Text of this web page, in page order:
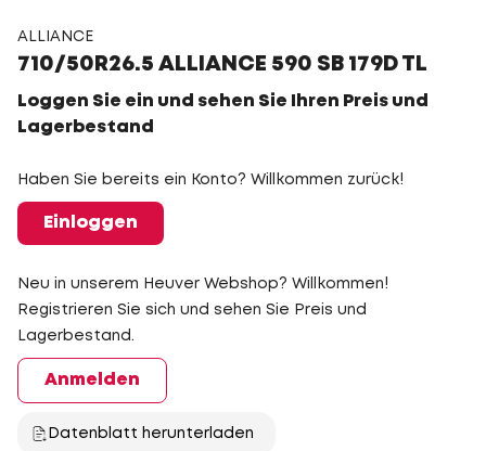
ALLIANCE
710/50R26.5 ALLIANCE 590 SB 179D TL
Loggen Sie ein und sehen Sie Ihren Preis und
Lagerbestand
Haben Sie bereits ein Konto? Willkommen zurück!
Einloggen
Neu in unserem Heuver Webshop? Willkommen!
Registrieren Sie sich und sehen Sie Preis und
Lagerbestand.
Anmelden
Datenblatt herunterladen